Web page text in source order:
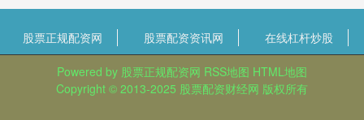
股票正规配资网 股票配资资讯网 在线杠杆炒股
Powered by 股票正规配资网 RSS地图 HTML地图
Copyright © 2013-2025 股票配资财经网 版权所有